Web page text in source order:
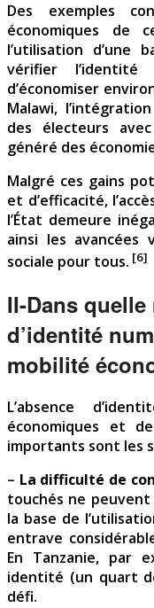
Des exemples
économiques de
l’utilisation d’une
vérifier l’identité
d’économiser
Malawi,
des électeurs
généré des
Malgré ces gains
et d’efficacité,
l’État demeure
ainsi les avancées
sociale pour tous. [6]
II-Dans quelle
d’identité
mobilité
L’absence
économiques et
importants sont les
– La difficulté de
touchés ne
la base de
entrave
En Tanzanie, par
identité (un quart
défi.